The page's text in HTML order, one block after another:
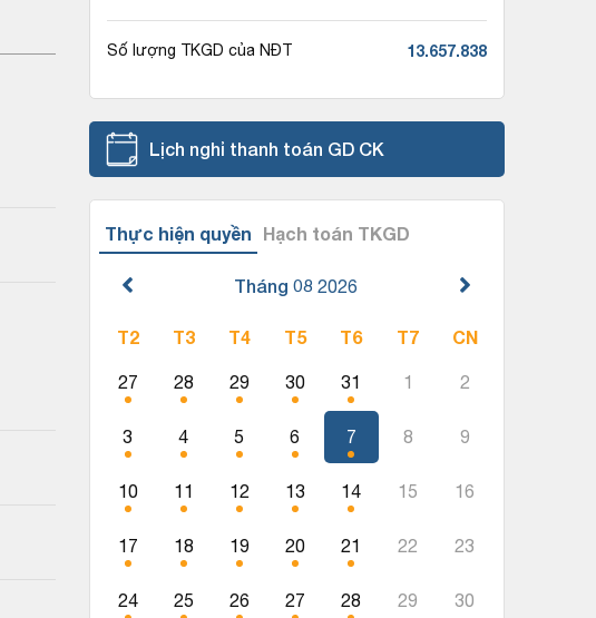
Số lượng TKGD của NĐT 13.657.838
Lịch nghỉ thanh toán GD CK
Thực hiện quyền Hạch toán TKGD
Tháng 08 2026
T2 T3 T4 T5 T6 T7 CN
27 28 29 30 31 1 2
3 4 5 6 7 8 9
10 11 12 13 14 15 16
17 18 19 20 21 22 23
24 25 26 27 28 29 30